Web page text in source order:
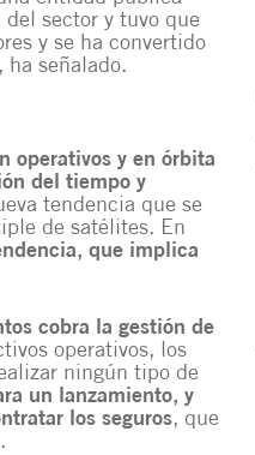
sector y tuvo que
y se ha convertido
señalado.
operativos y en órbita
del tiempo y
tendencia que se
de satélites. En
que implica
cobra la gestión de
operativos, los
ningún tipo de
un lanzamiento, y
los seguros, que